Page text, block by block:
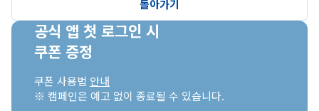
돌아가기
공식 앱 첫 로그인 시
쿠폰 증정
쿠폰 사용법 안내
※ 캠페인은 예고 없이 종료될 수 있습니다.